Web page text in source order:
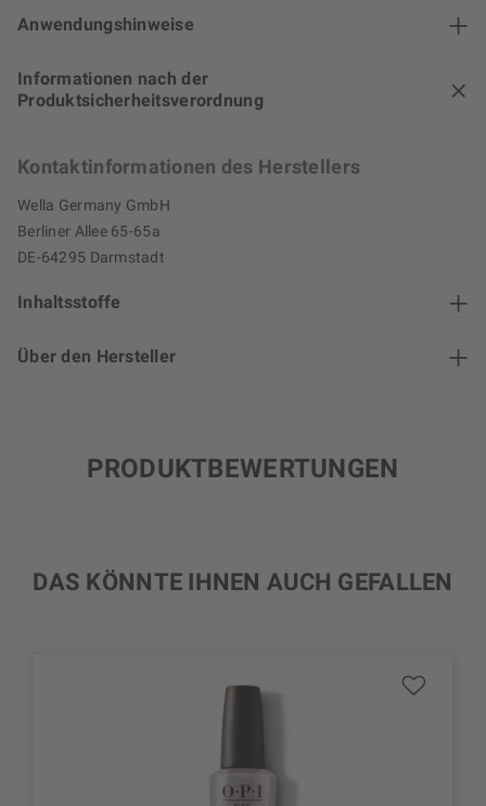
Anwendungshinweise
Informationen nach der
Produktsicherheitsverordnung
Kontaktinformationen des Herstellers
Wella Germany GmbH
Berliner Allee 65-65a
DE-64295 Darmstadt
Inhaltsstoffe
Über den Hersteller
PRODUKTBEWERTUNGEN
DAS KÖNNTE IHNEN AUCH GEFALLEN